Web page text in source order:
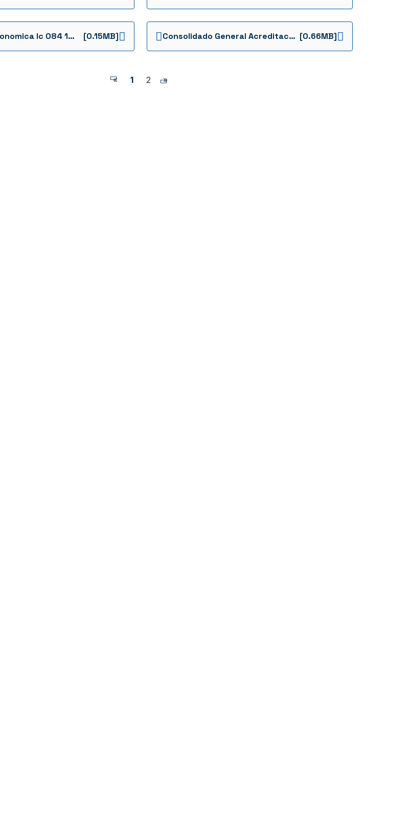
Evaluacion Economica Ic 084 19122023 [0.15MB] Consolidado General Acreditacion De La Capacidad Residual Del Proponente 084 [0.66MB]
« 1 2 »